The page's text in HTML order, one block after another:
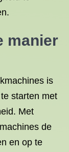
manier
is
starten met
Met
de
en op te